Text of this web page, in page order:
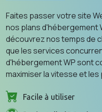
Faites passer votre site
nos plans d'hébergement
découvrez nos temps de
que les services
d'hébergement WP sont
maximiser la vitesse et
Facile à utiliser